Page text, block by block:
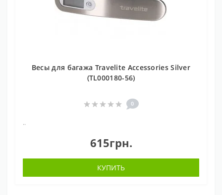
Весы для багажа Travelite Accessories Silver
(TL000180-56)
0
..
615грн.
КУПИТЬ